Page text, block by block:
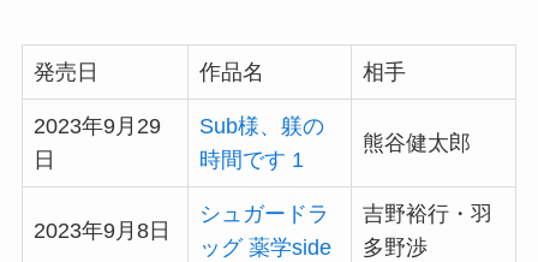
発売日 作品名 相手
2023年9月29
日
Sub様、躾の
時間です 1
熊谷健太郎
2023年9月8日
シュガードラ
ッグ 薬学side
吉野裕行・羽
多野渉